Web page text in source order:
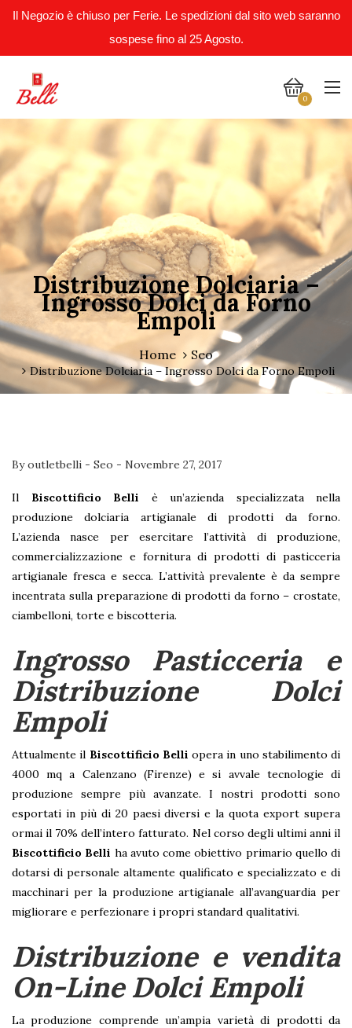
Il Negozio è chiuso per Ferie. Le spedizioni dal sito web saranno
sospese fino al 25 Agosto.
0
Distribuzione Dolciaria –
Ingrosso Dolci da Forno
Empoli
Home Seo
Distribuzione Dolciaria – Ingrosso Dolci da Forno Empoli
Byoutletbelli - Seo - Novembre 27, 2017
Il Biscottificio Belli è un’azienda specializzata nella
produzione dolciaria artigianale di prodotti da forno.
L’azienda nasce per esercitare l’attività di produzione,
commercializzazione e fornitura di prodotti di pasticceria
artigianale fresca e secca. L’attività prevalente è da sempre
incentrata sulla preparazione di prodotti da forno – crostate,
ciambelloni, torte e biscotteria.
Ingrosso Pasticceria e
Distribuzione Dolci
Empoli
Attualmente il Biscottificio Belli opera in uno stabilimento di
4000 mq a Calenzano (Firenze) e si avvale tecnologie di
produzione sempre più avanzate. I nostri prodotti sono
esportati in più di 20 paesi diversi e la quota export supera
ormai il 70% dell’intero fatturato. Nel corso degli ultimi anni il
Biscottificio Belli ha avuto come obiettivo primario quello di
dotarsi di personale altamente qualificato e specializzato e di
macchinari per la produzione artigianale all’avanguardia per
migliorare e perfezionare i propri standard qualitativi.
Distribuzione e vendita
On-Line Dolci Empoli
La produzione comprende un’ampia varietà di prodotti da